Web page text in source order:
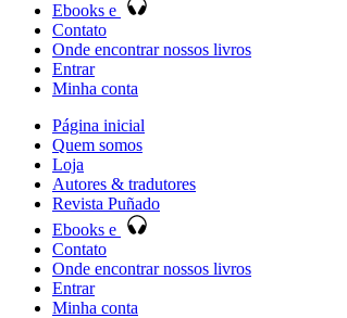
Ebooks e
Contato
Onde encontrar nossos livros
Entrar
Minha conta
Página inicial
Quem somos
Loja
Autores & tradutores
Revista Puñado
Ebooks e
Contato
Onde encontrar nossos livros
Entrar
Minha conta